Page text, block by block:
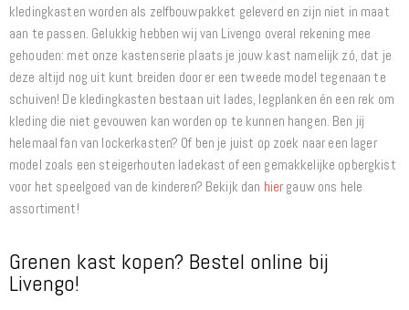
kledingkasten worden als zelfbouwpakket geleverd en zijn niet in maat
aan te passen. Gelukkig hebben wij van Livengo overal rekening mee
gehouden: met onze kastenserie plaats je jouw kast namelijk zó, dat je
deze altijd nog uit kunt breiden door er een tweede model tegenaan te
schuiven! De kledingkasten bestaan uit lades, legplanken én een rek om
kleding die niet gevouwen kan worden op te kunnen hangen. Ben jij
helemaal fan van lockerkasten? Of ben je juist op zoek naar een lager
model zoals een steigerhouten ladekast of een gemakkelijke opbergkist
voor het speelgoed van de kinderen? Bekijk dan hiergauw ons hele
assortiment!
Grenen kast kopen? Bestel online bij
Livengo!